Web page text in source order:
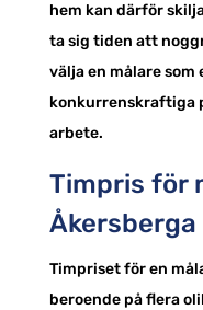
hem kan därför
ta sig tiden att
välja en målare som
konkurrenskraftiga
arbete.
Timpris för
Åkersberga
Timpriset för en
beroende på flera